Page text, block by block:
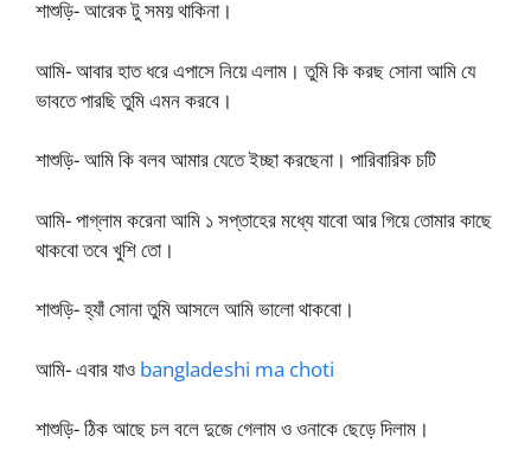
শাশুড়ি- আরেক টু সময় থাকিনা।
আমি- আবার হাত ধরে এপাসে নিয়ে এলাম। তুমি কি করছ সোনা আমি যে
ভাবতে পারছি তুমি এমন করবে।
শাশুড়ি- আমি কি বলব আমার যেতে ইচ্ছা করছেনা। পারিবারিক চটি
আমি- পাগ্লাম করেনা আমি ১ সপ্তাহের মধ্যে যাবো আর গিয়ে তোমার কাছে
থাকবো তবে খুশি তো।
শাশুড়ি- হ্যাঁ সোনা তুমি আসলে আমি ভালো থাকবো।
আমি- এবার যাও bangladeshi ma choti
শাশুড়ি- ঠিক আছে চল বলে দুজে গেলাম ও ওনাকে ছেড়ে দিলাম।